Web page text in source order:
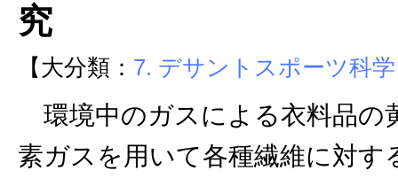
究
【大分類： 7. デサントスポーツ科学
環境中のガスによる衣料品の
素ガスを用いて各種繊維に対